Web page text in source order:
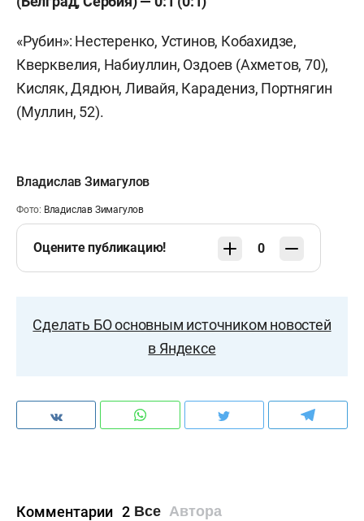
«Рубин»: Нестеренко, Устинов, Кобахидзе,
Кверквелия, Набиуллин, Оздоев (Ахметов, 70),
Кисляк, Дядюн, Ливайя, Карадениз, Портнягин
(Муллин, 52).
Владислав Зимагулов
Фото: Владислав Зимагулов
Оцените публикацию! 0
Сделать БО основным источником новостей
в Яндексе
Комментарии 2 Все Автора